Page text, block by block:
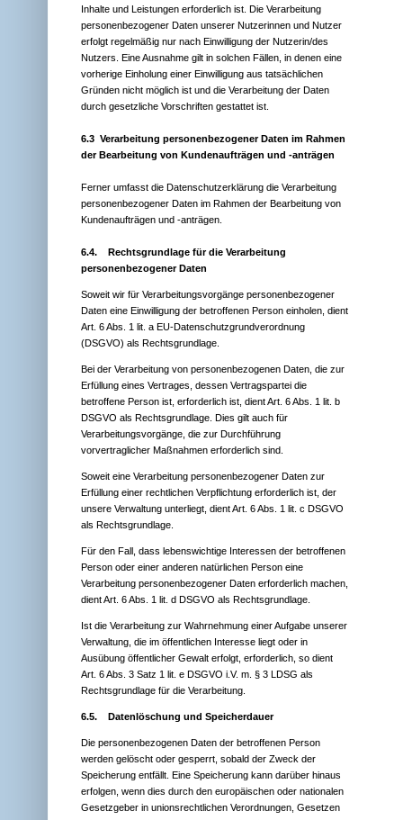
Inhalte und Leistungen erforderlich ist. Die Verarbeitung
personenbezogener Daten unserer Nutzerinnen und Nutzer
erfolgt regelmäßig nur nach Einwilligung der Nutzerin/des
Nutzers. Eine Ausnahme gilt in solchen Fällen, in denen eine
vorherige Einholung einer Einwilligung aus tatsächlichen
Gründen nicht möglich ist und die Verarbeitung der Daten
durch gesetzliche Vorschriften gestattet ist.
6.3 Verarbeitung personenbezogener Daten im Rahmen
der Bearbeitung von Kundenaufträgen und -anträgen
Ferner umfasst die Datenschutzerklärung die Verarbeitung
personenbezogener Daten im Rahmen der Bearbeitung von
Kundenaufträgen und -anträgen.
6.4.
Rechtsgrundlage für die Verarbeitung
personenbezogener Daten
Soweit wir für Verarbeitungsvorgänge personenbezogener
Daten eine Einwilligung der betroffenen Person einholen, dient
Art. 6 Abs. 1 lit. a EU-Datenschutzgrundverordnung
(DSGVO) als Rechtsgrundlage.
Bei der Verarbeitung von personenbezogenen Daten, die zur
Erfüllung eines Vertrages, dessen Vertragspartei die
betroffene Person ist, erforderlich ist, dient Art. 6 Abs. 1 lit. b
DSGVO als Rechtsgrundlage. Dies gilt auch für
Verarbeitungsvorgänge, die zur Durchführung
vorvertraglicher Maßnahmen erforderlich sind.
Soweit eine Verarbeitung personenbezogener Daten zur
Erfüllung einer rechtlichen Verpflichtung erforderlich ist, der
unsere Verwaltung unterliegt, dient Art. 6 Abs. 1 lit. c DSGVO
als Rechtsgrundlage.
Für den Fall, dass lebenswichtige Interessen der betroffenen
Person oder einer anderen natürlichen Person eine
Verarbeitung personenbezogener Daten erforderlich machen,
dient Art. 6 Abs. 1 lit. d DSGVO als Rechtsgrundlage.
Ist die Verarbeitung zur Wahrnehmung einer Aufgabe unserer
Verwaltung, die im öffentlichen Interesse liegt oder in
Ausübung öffentlicher Gewalt erfolgt, erforderlich, so dient
Art. 6 Abs. 3 Satz 1 lit. e DSGVO i.V. m. § 3 LDSG als
Rechtsgrundlage für die Verarbeitung.
6.5. Datenlöschung und Speicherdauer
Die personenbezogenen Daten der betroffenen Person
werden gelöscht oder gesperrt, sobald der Zweck der
Speicherung entfällt. Eine Speicherung kann darüber hinaus
erfolgen, wenn dies durch den europäischen oder nationalen
Gesetzgeber in unionsrechtlichen Verordnungen, Gesetzen